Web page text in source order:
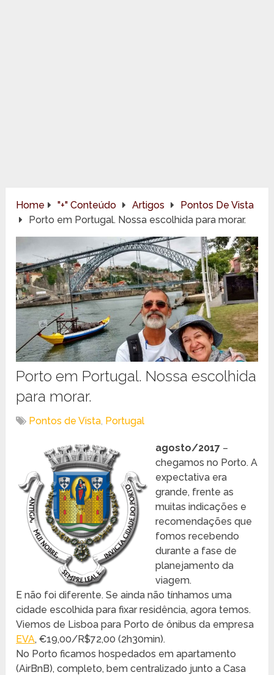
Home "+" Conteúdo Artigos
Pontos De Vista
Porto em Portugal. Nossa escolhida para morar.
Porto em Portugal. Nossa escolhida
para morar.
Pontos de Vista, Portugal
agosto/2017 –
chegamos no Porto. A
expectativa era
grande, frente as
muitas indicações e
recomendações que
fomos recebendo
durante a fase de
planejamento da
viagem.
E não foi diferente. Se ainda não tínhamos uma
cidade escolhida para fixar residência, agora temos.
Viemos de Lisboa para Porto de ônibus da empresa
EVA, €19,00/R$72,00 (2h30min).
No Porto ficamos hospedados em apartamento
(AirBnB), completo, bem centralizado junto a Casa